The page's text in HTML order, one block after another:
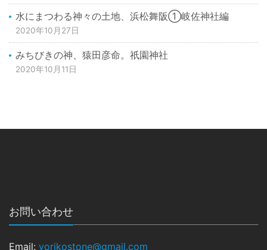
水にまつわる神々の土地、浜松舞阪①岐佐神社編
2020年10月27日
みちびきの神、猿田彦命。祇園神社
2020年10月11日
お問い合わせ
Email: yorikostone@gmail.com